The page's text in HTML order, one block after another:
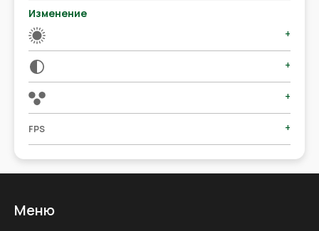
Изменение
+
+
+
FPS +
Меню